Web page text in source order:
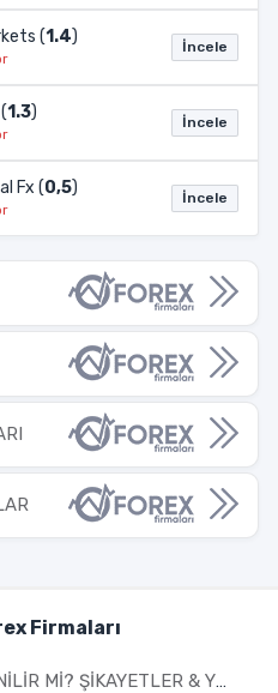
(1.4) İncele
1.3) İncele
Fx (0,5) İncele
Firmaları
ŞIKAYETLER & YORUMLAR 2026